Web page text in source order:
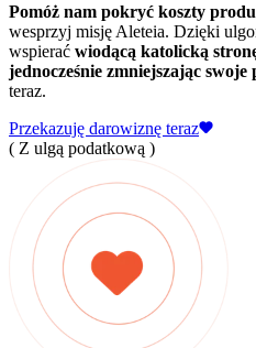
Pomóż nam pokryć koszty
wesprzyj misję Aleteia. Dzięki
wspierać wiodącą katolicką
jednocześnie zmniejszając swoje
teraz.
Przekazuję darowiznę teraz
( Z ulgą podatkową )